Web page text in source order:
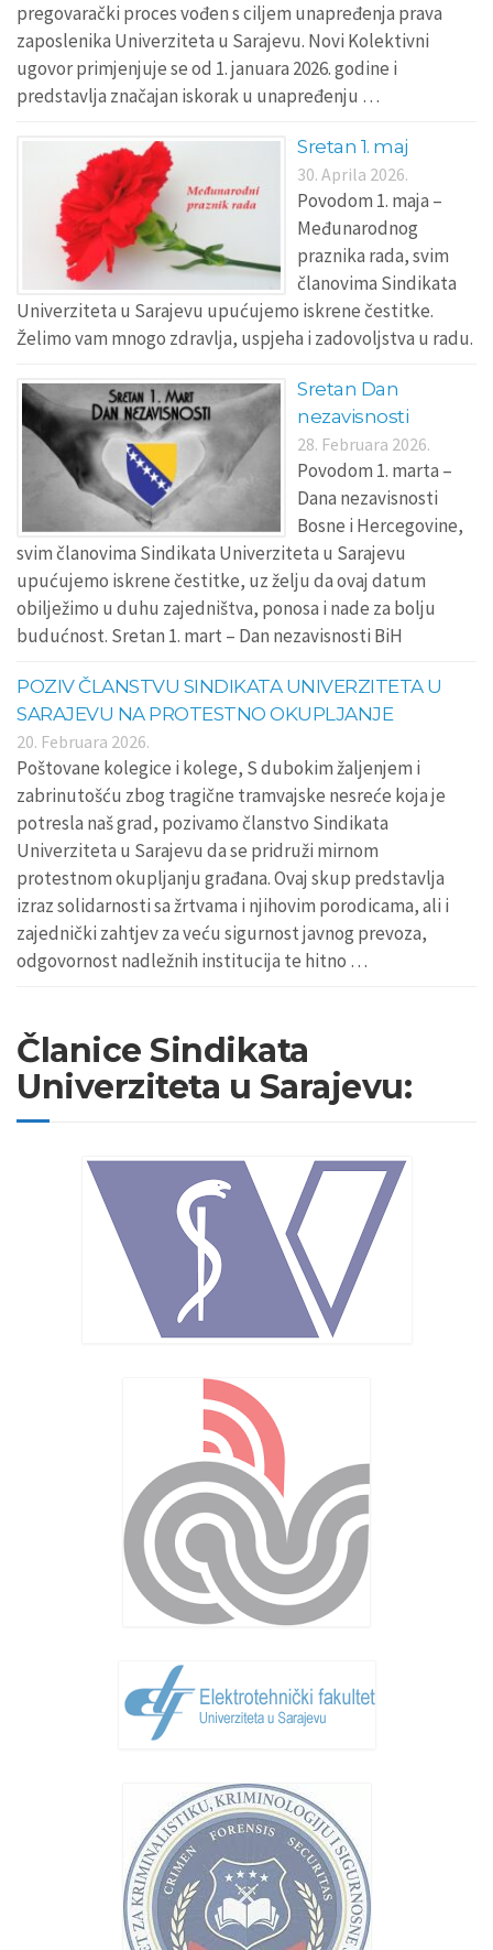
pregovarački proces vođen s ciljem unapređenja prava
zaposlenika Univerziteta u Sarajevu. Novi Kolektivni
ugovor primjenjuje se od 1. januara 2026. godine i
predstavlja značajan iskorak u unapređenju …
Sretan 1. maj
30. Aprila 2026.
Povodom 1. maja –
Međunarodnog
praznika rada, svim
članovima Sindikata
Univerziteta u Sarajevu upućujemo iskrene čestitke.
Želimo vam mnogo zdravlja, uspjeha i zadovoljstva u radu.
Sretan Dan
nezavisnosti
28. Februara 2026.
Povodom 1. marta –
Dana nezavisnosti
Bosne i Hercegovine,
svim članovima Sindikata Univerziteta u Sarajevu
upućujemo iskrene čestitke, uz želju da ovaj datum
obilježimo u duhu zajedništva, ponosa i nade za bolju
budućnost. Sretan 1. mart – Dan nezavisnosti BiH
POZIV ČLANSTVU SINDIKATA UNIVERZITETA U
SARAJEVU NA PROTESTNO OKUPLJANJE
20. Februara 2026.
Poštovane kolegice i kolege, S dubokim žaljenjem i
zabrinutošću zbog tragične tramvajske nesreće koja je
potresla naš grad, pozivamo članstvo Sindikata
Univerziteta u Sarajevu da se pridruži mirnom
protestnom okupljanju građana. Ovaj skup predstavlja
izraz solidarnosti sa žrtvama i njihovim porodicama, ali i
zajednički zahtjev za veću sigurnost javnog prevoza,
odgovornost nadležnih institucija te hitno …
Članice Sindikata
Univerziteta u Sarajevu: